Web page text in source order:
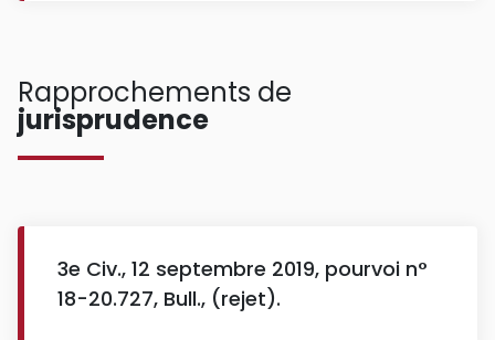
Rapprochements de
jurisprudence
3e Civ., 12 septembre 2019, pourvoi n°
18-20.727, Bull., (rejet).